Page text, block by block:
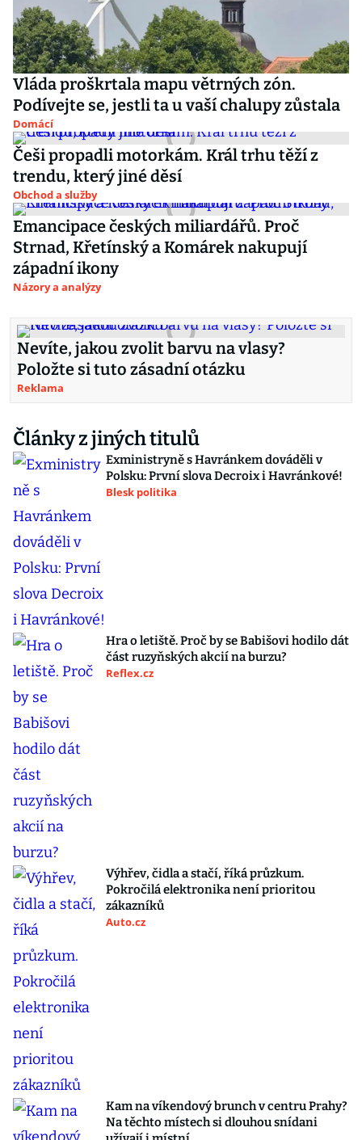
Vláda proškrtala mapu větrných zón.
Podívejte se, jestli ta u vaší chalupy zůstala
Domácí
Češi propadli motorkám. Král trhu těží z
trendu, který jiné děsí
Obchod a služby
Emancipace českých miliardářů. Proč
Strnad, Křetínský a Komárek nakupují
západní ikony
Názory a analýzy
Nevíte, jakou zvolit barvu na vlasy?
Položte si tuto zásadní otázku
Reklama
Články z jiných titulů
Exministryně s Havránkem dováděli v
Polsku: První slova Decroix i Havránkové!
Blesk politika
Hra o letiště. Proč by se Babišovi hodilo dát
část ruzyňských akcií na burzu?
Reflex.cz
Výhřev, čidla a stačí, říká průzkum.
Pokročilá elektronika není prioritou
zákazníků
Auto.cz
Kam na víkendový brunch v centru Prahy?
Na těchto místech si dlouhou snídani